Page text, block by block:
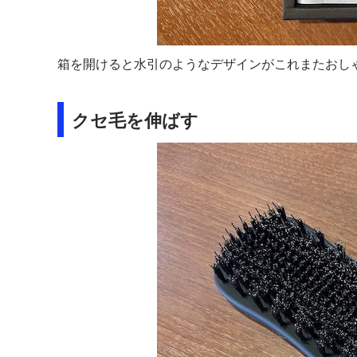
箱を開けると水引のようなデザインがこれまたおし
クセ毛を伸ばす